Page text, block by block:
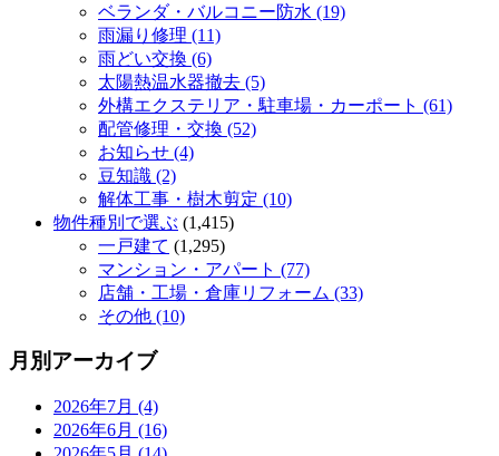
ベランダ・バルコニー防水 (19)
雨漏り修理 (11)
雨どい交換 (6)
太陽熱温水器撤去 (5)
外構エクステリア・駐車場・カーポート (61)
配管修理・交換 (52)
お知らせ (4)
豆知識 (2)
解体工事・樹木剪定 (10)
物件種別で選ぶ (1,415)
一戸建て (1,295)
マンション・アパート (77)
店舗・工場・倉庫リフォーム (33)
その他 (10)
月別アーカイブ
2026年7月 (4)
2026年6月 (16)